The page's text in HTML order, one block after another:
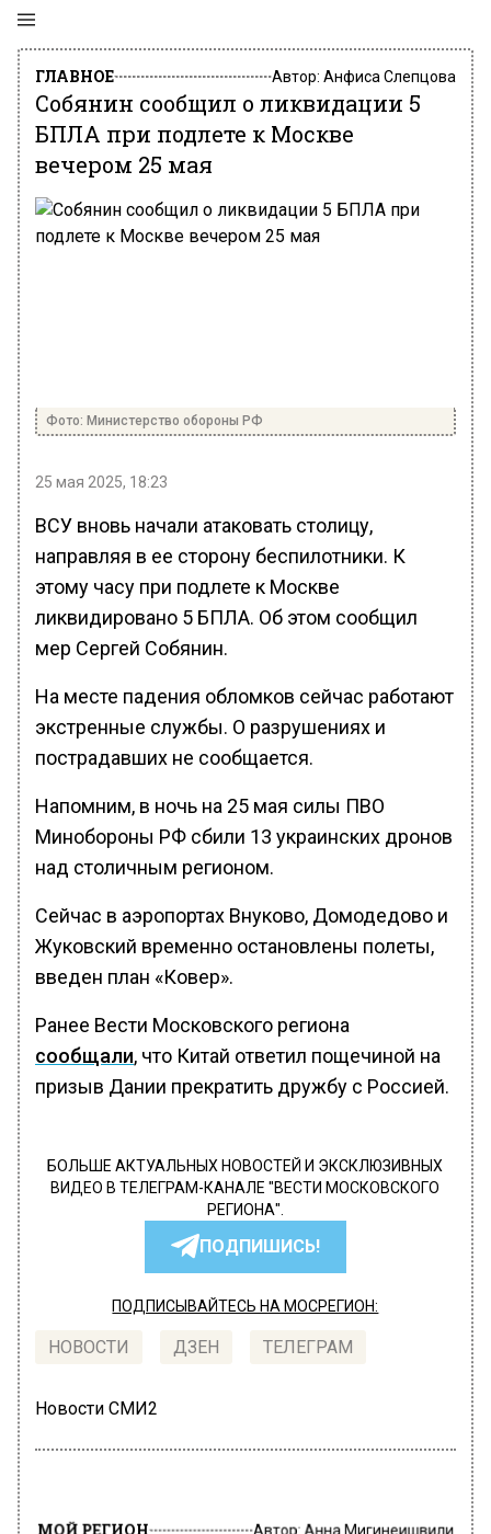
ГЛАВНОЕ Автор: Анфиса Слепцова
Собянин сообщил о ликвидации 5
БПЛА при подлете к Москве
вечером 25 мая
Фото: Министерство обороны РФ
25 мая 2025, 18:23
ВСУ вновь начали атаковать столицу,
направляя в ее сторону беспилотники. К
этому часу при подлете к Москве
ликвидировано 5 БПЛА. Об этом сообщил
мер Сергей Собянин.
На месте падения обломков сейчас работают
экстренные службы. О разрушениях и
пострадавших не сообщается.
Напомним, в ночь на 25 мая силы ПВО
Минобороны РФ сбили 13 украинских дронов
над столичным регионом.
Сейчас в аэропортах Внуково, Домодедово и
Жуковский временно остановлены полеты,
введен план «Ковер».
Ранее Вести Московского региона
сообщали, что Китай ответил пощечиной на
призыв Дании прекратить дружбу с Россией.
БОЛЬШЕ АКТУАЛЬНЫХ НОВОСТЕЙ И ЭКСКЛЮЗИВНЫХ
ВИДЕО В ТЕЛЕГРАМ-КАНАЛЕ "ВЕСТИ МОСКОВСКОГО
РЕГИОНА".
ПОДПИШИСЬ!
ПОДПИСЫВАЙТЕСЬ НА МОСРЕГИОН:
НОВОСТИ ДЗЕН ТЕЛЕГРАМ
Новости СМИ2
МОЙ РЕГИОН Автор: Анна Мигинеишвили